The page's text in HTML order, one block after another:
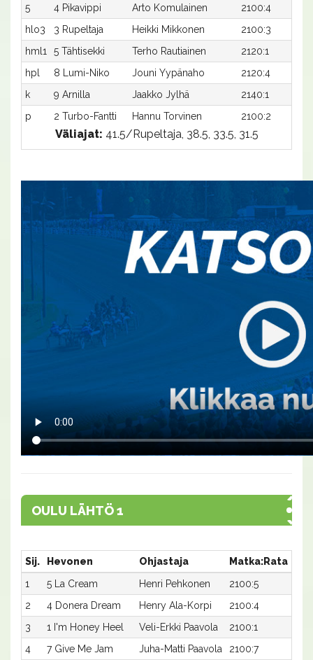
5
4 Pikavippi Arto Komulainen 2100:4
hlo3
3 Rupeltaja Heikki Mikkonen 2100:3
hml1
5 Tähtisekki Terho Rautiainen 2120:1
hpl
8 Lumi-Niko Jouni Yypänaho 2120:4
k
9 Arnilla Jaakko Jylhä 2140:1
p
2 Turbo-Fantti Hannu Torvinen 2100:2
Väliajat: 41.5/Rupeltaja, 38.5, 33.5, 31.5
OULU LÄHTÖ 1
Sij. Hevonen Ohjastaja Matka:Rata
1
5 La Cream Henri Pehkonen 2100:5
2
4 Donera Dream Henry Ala-Korpi 2100:4
3
1 I'm Honey Heel Veli-Erkki Paavola 2100:1
4
7 Give Me Jam Juha-Matti Paavola 2100:7